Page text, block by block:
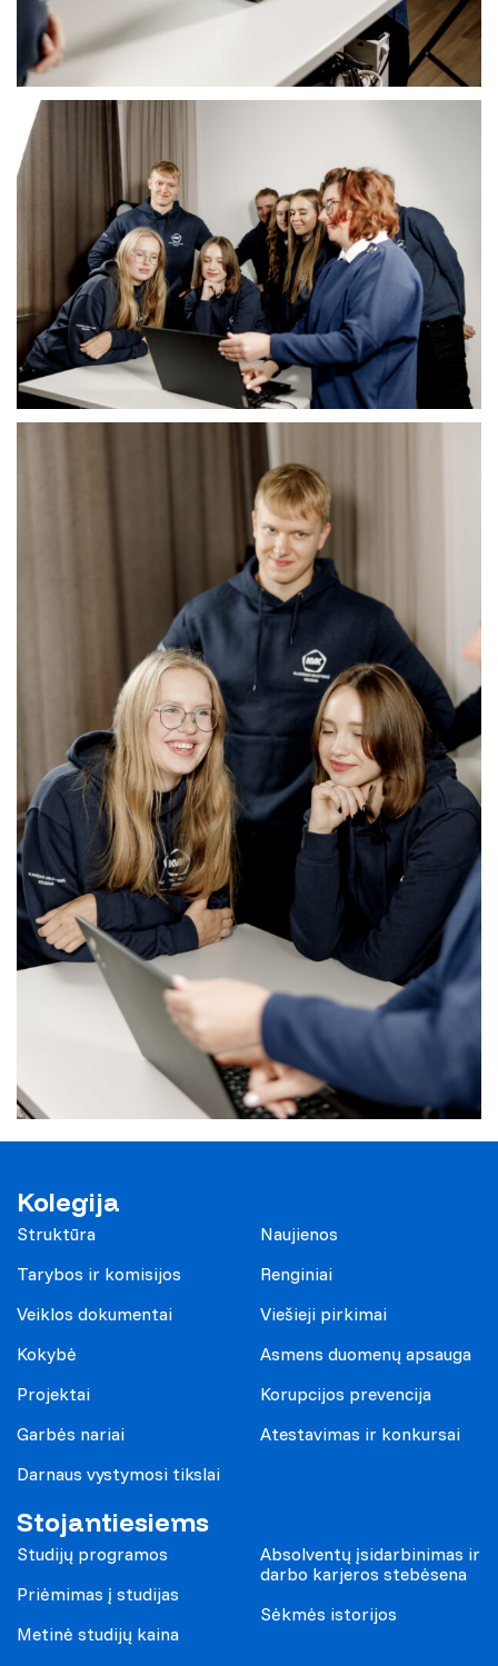
Kolegija
Struktūra
Tarybos ir komisijos
Veiklos dokumentai
Kokybė
Projektai
Garbės nariai
Darnaus vystymosi tikslai
Naujienos
Renginiai
Viešieji pirkimai
Asmens duomenų apsauga
Korupcijos prevencija
Atestavimas ir konkursai
Stojantiesiems
Studijų programos
Priėmimas į studijas
Metinė studijų kaina
Absolventų įsidarbinimas ir
darbo karjeros stebėsena
Sėkmės istorijos